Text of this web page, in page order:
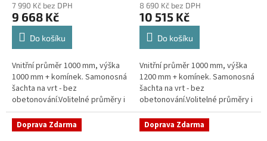
produktu
je
4,4
hvězdiček.
7 990 Kč bez DPH
9 668 Kč
Do košíku
Vnitřní průměr 1000 mm, výška
1000 mm + komínek. Samonosná
šachta na vrt - bez
obetonování.Volitelné průměry i
pozice prostupů na pažení vrtu,
hadice i elektřinu -
požadované...
produktu
je
4,5
hvězdiček.
8 690 Kč bez DPH
10 515 Kč
Do košíku
Vnitřní průměr 1000 mm, výška
1200 mm + komínek. Samonosná
šachta na vrt - bez
obetonování.Volitelné průměry i
pozice prostupů na pažení vrtu,
hadice i elektřinu -
požadované...
Doprava Zdarma Doprava Zdarma